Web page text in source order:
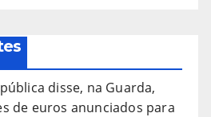
disse, na Guarda,
de euros anunciados para